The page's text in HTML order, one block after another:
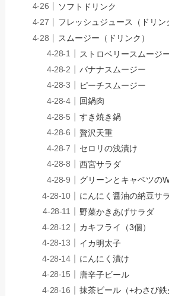
ソフトドリンク
フレッシュジュース（ドリン
スムージー（ドリンク）
ストロベリースムージ
バナナスムージー
ピーチスムージー
回鍋肉
すき焼き鍋
贅沢天重
セロリの浅漬け
西宮サラダ
グリーンとキャベツの
にんにく醤油の納豆サ
野菜かきあげサラダ
カキフライ（3個）
イカ明太子
にんにく漬け
唐辛子ビール
抹茶ビール（+わさび鉄